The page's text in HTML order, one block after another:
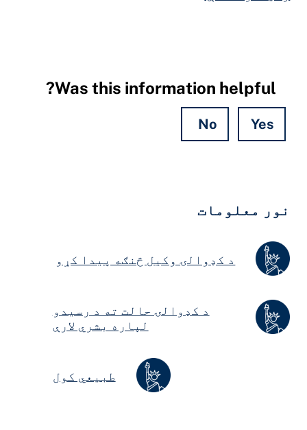
Was this information helpful?
Yes
No
نور معلومات
د کډوالۍ وکیل څنګه پیدا کړو
د کډوالۍ حالت ته د رسیدو
لپاره بشري لارې
طبیعي کول